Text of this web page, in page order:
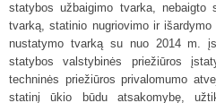
statybos užbaigimo tvarka, nebaigto
tvarką, statinio nugriovimo ir
nustatymo tvarką su nuo 2014 m.
statybos valstybinės priežiūros
techninės priežiūros privalomumo
statinį ūkio būdu atsakomybę,